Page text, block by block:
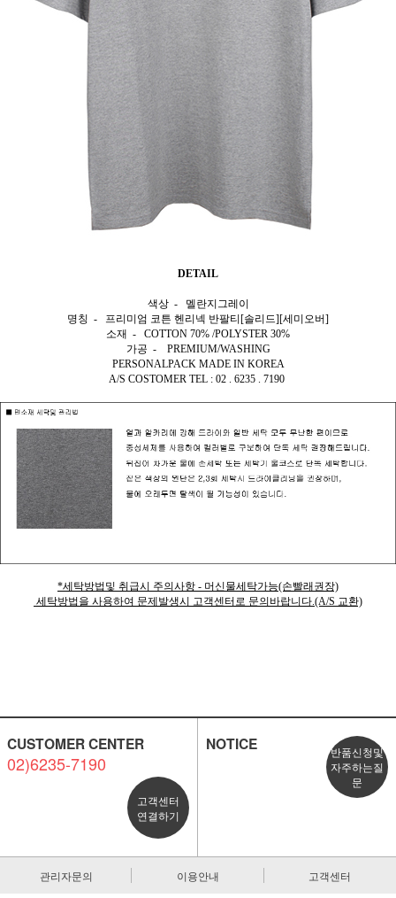
DETAIL
색상 - 멜란지그레이
명칭 - 프리미엄 코튼 헨리넥 반팔티[솔리드][세미오버]
소재 - COTTON 70% /POLYSTER 30%
가공 - PREMIUM/WASHING
PERSONALPACK MADE IN KOREA
A/S COSTOMER TEL : 02 . 6235 . 7190
*세탁방법및 취급시 주의사항 - 머신물세탁가능(손빨래권장)
세탁방법을 사용하여 문제발생시 고객센터로 문의바랍니다.(A/S 교환)
CUSTOMER CENTER
02)6235-7190
고객센터
연결하기
NOTICE
반품신청및
자주하는질
문
관리자문의 이용안내 고객센터